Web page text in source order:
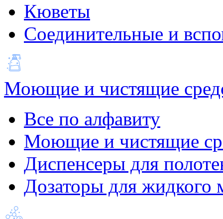
Кюветы
Соединительные и
Моющие и чистящие
Все по алфавиту
Моющие и чистящие
Диспенсеры для
Дозаторы для жидкого